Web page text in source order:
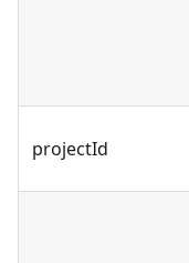
projectId